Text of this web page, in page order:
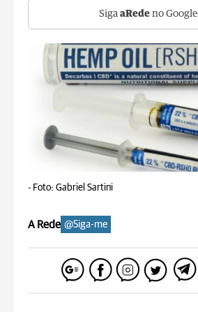
Siga aRede no Google
- Foto: Gabriel Sartini
A Rede @Siga-me